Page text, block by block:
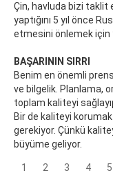
Çin, havluda bizi taklit
yaptığını 5 yıl önce
etmesini önlemek için
BAŞARININ SIRRI
Benim en önemli
ve bilgelik. Planlama,
toplam kaliteyi
Bir de kaliteyi
gerekiyor. Çünkü
büyüme geliyor.
1 2 3 4 5